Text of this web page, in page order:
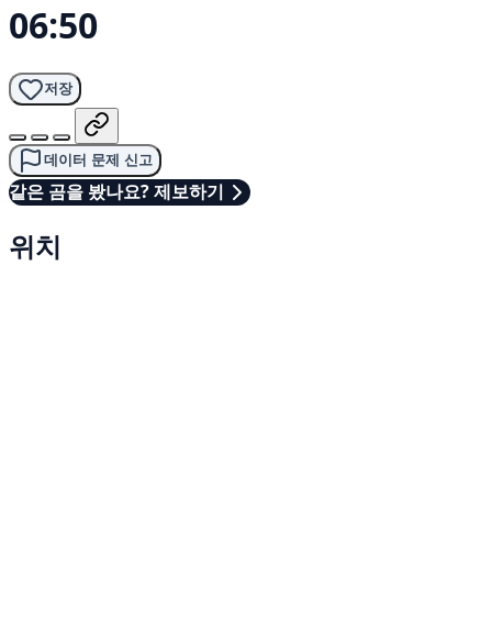
06:50
저장
데이터 문제 신고
같은 곰을 봤나요? 제보하기
위치